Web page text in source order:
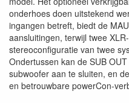
onderhoes doen uitstekend
ingangen betreft, biedt de
aansluitingen, terwijl twee
stereoconfiguratie van twee
Ondertussen kan de SUB
subwoofer aan te sluiten, en
en betrouwbare powerCon-